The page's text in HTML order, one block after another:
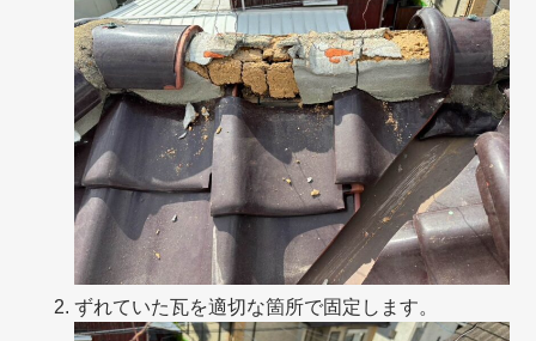
ずれていた瓦を適切な箇所で固定します。